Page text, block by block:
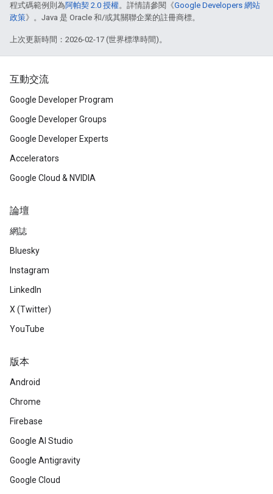
程式碼範例則為阿帕契 2.0 授權。詳情請參閱《Google Developers 網站
政策》。Java 是 Oracle 和/或其關聯企業的註冊商標。
上次更新時間：2026-02-17 (世界標準時間)。
互動交流
Google Developer Program
Google Developer Groups
Google Developer Experts
Accelerators
Google Cloud & NVIDIA
論壇
網誌
Bluesky
Instagram
LinkedIn
X (Twitter)
YouTube
版本
Android
Chrome
Firebase
Google AI Studio
Google Antigravity
Google Cloud